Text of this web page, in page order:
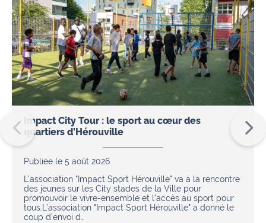
Impact City Tour : le sport au cœur des
quartiers d'Hérouville
Publiée le 5 août 2026
L'association "Impact Sport Hérouville" va à la rencontre
des jeunes sur les City stades de la Ville pour
promouvoir le vivre-ensemble et l'accès au sport pour
tous.L’association "Impact Sport Hérouville" a donné le
coup d’envoi d…